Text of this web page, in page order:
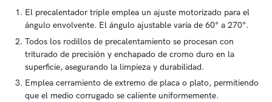
El precalentador triple emplea un ajuste motorizado para el
ángulo envolvente. El ángulo ajustable varía de 60° a 270°.
Todos los rodillos de precalentamiento se procesan con
triturado de precisión y enchapado de cromo duro en la
superficie, asegurando la limpieza y durabilidad.
Emplea cerramiento de extremo de placa o plato, permitiendo
que el medio corrugado se caliente uniformemente.